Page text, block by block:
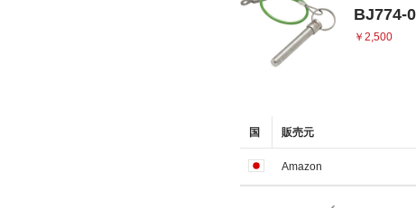
BJ774-
￥2,500
国 販売元
Amazon